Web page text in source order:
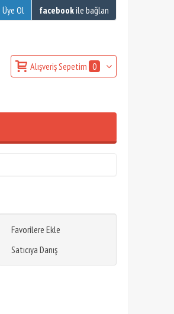
Üye Ol facebookile bağlan
Alışveriş Sepetim 0
Favorilere Ekle
Satıcıya Danış